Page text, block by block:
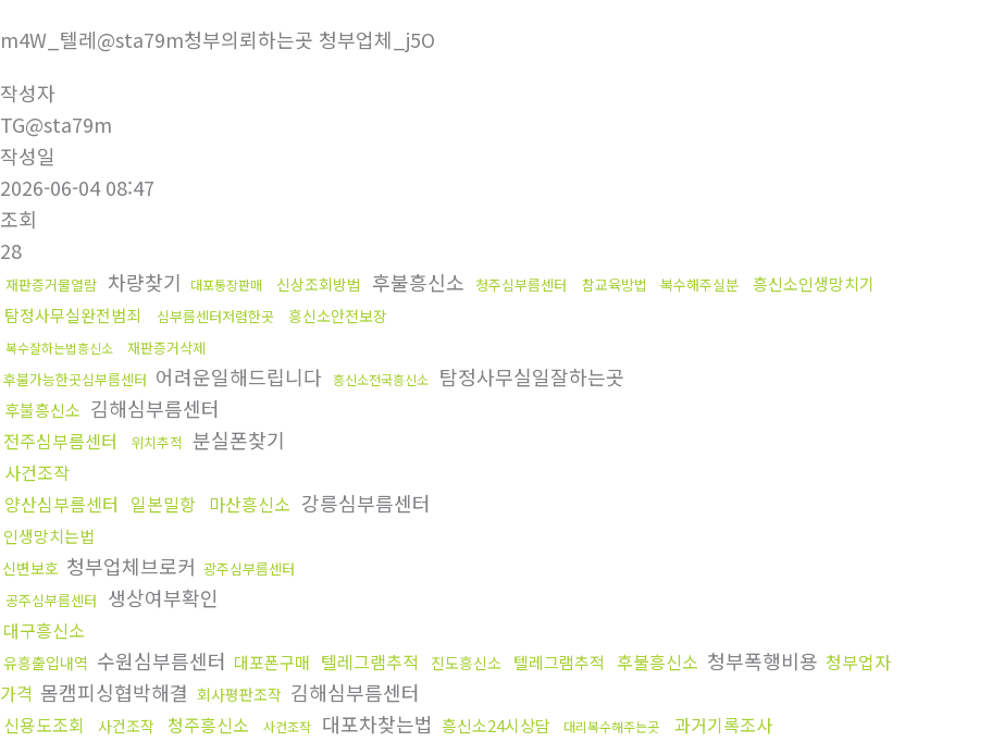
m4W_텔레@sta79m청부의뢰하는곳 청부업체_j5O
작성자
TG@sta79m
작성일
2026-06-04 08:47
조회
28
재판증거물열람 차량찾기 대포통장판매 신상조회방법 후불흥신소 청주심부름센터 참교육방법 복수해주실분
흥신소인생망치기
탐정사무실완전범죄
심부름센터저렴한곳 흥신소안전보장
복수잘하는법흥신소
재판증거삭제
후불가능한곳심부름센터 어려운일해드립니다 흥신소전국흥신소 탐정사무실일잘하는곳
후불흥신소 김해심부름센터
전주심부름센터 위치추적 분실폰찾기
사건조작
양산심부름센터 일본밀항 마산흥신소 강릉심부름센터
인생망치는법
신변보호 청부업체브로커 광주심부름센터
공주심부름센터
생상여부확인
대구흥신소
유흥출입내역 수원심부름센터 대포폰구매 텔레그램추적 진도흥신소 텔레그램추적 후불흥신소 청부폭행비용 청부업자
가격 몸캠피싱협박해결 회사평판조작 김해심부름센터
신용도조회 사건조작 청주흥신소 사건조작 대포차찾는법 흥신소24시상담 대리복수해주는곳
과거기록조사